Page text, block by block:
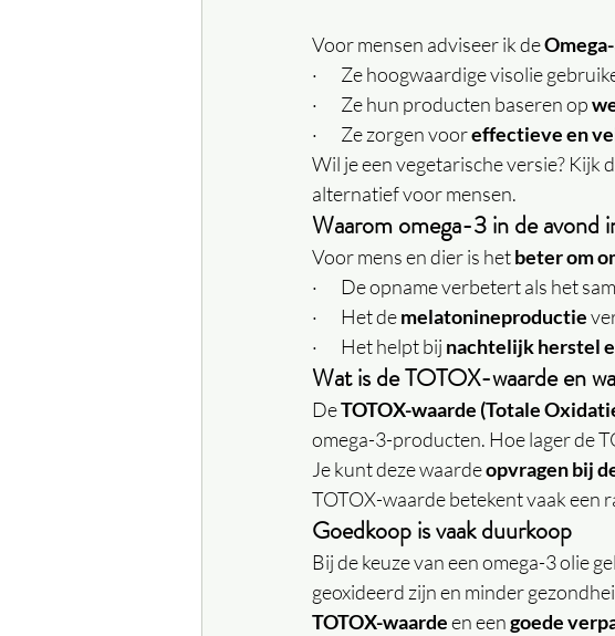
Voor mensen adviseer ik de
·       Ze hoogwaardige visolie
·       Ze hun producten baseren op
·       Ze zorgen voor effectieve en
Wil je een vegetarische versie? Kijk
alternatief voor mensen.
Waarom omega-3 in de avond
Voor mens en dier is het beter om
·       De opname verbetert als
·       Het de melatonineproductie
·       Het helpt bij nachtelijk herstel
Wat is de TOTOX-waarde en
De TOTOX-waarde (Totale
omega-3-producten. Hoe lager de
Je kunt deze waarde opvragen bij
TOTOX-waarde betekent vaak een
Goedkoop is vaak duurkoop
Bij de keuze van een omega-3 olie
geoxideerd zijn en minder
TOTOX-waarde en een goede